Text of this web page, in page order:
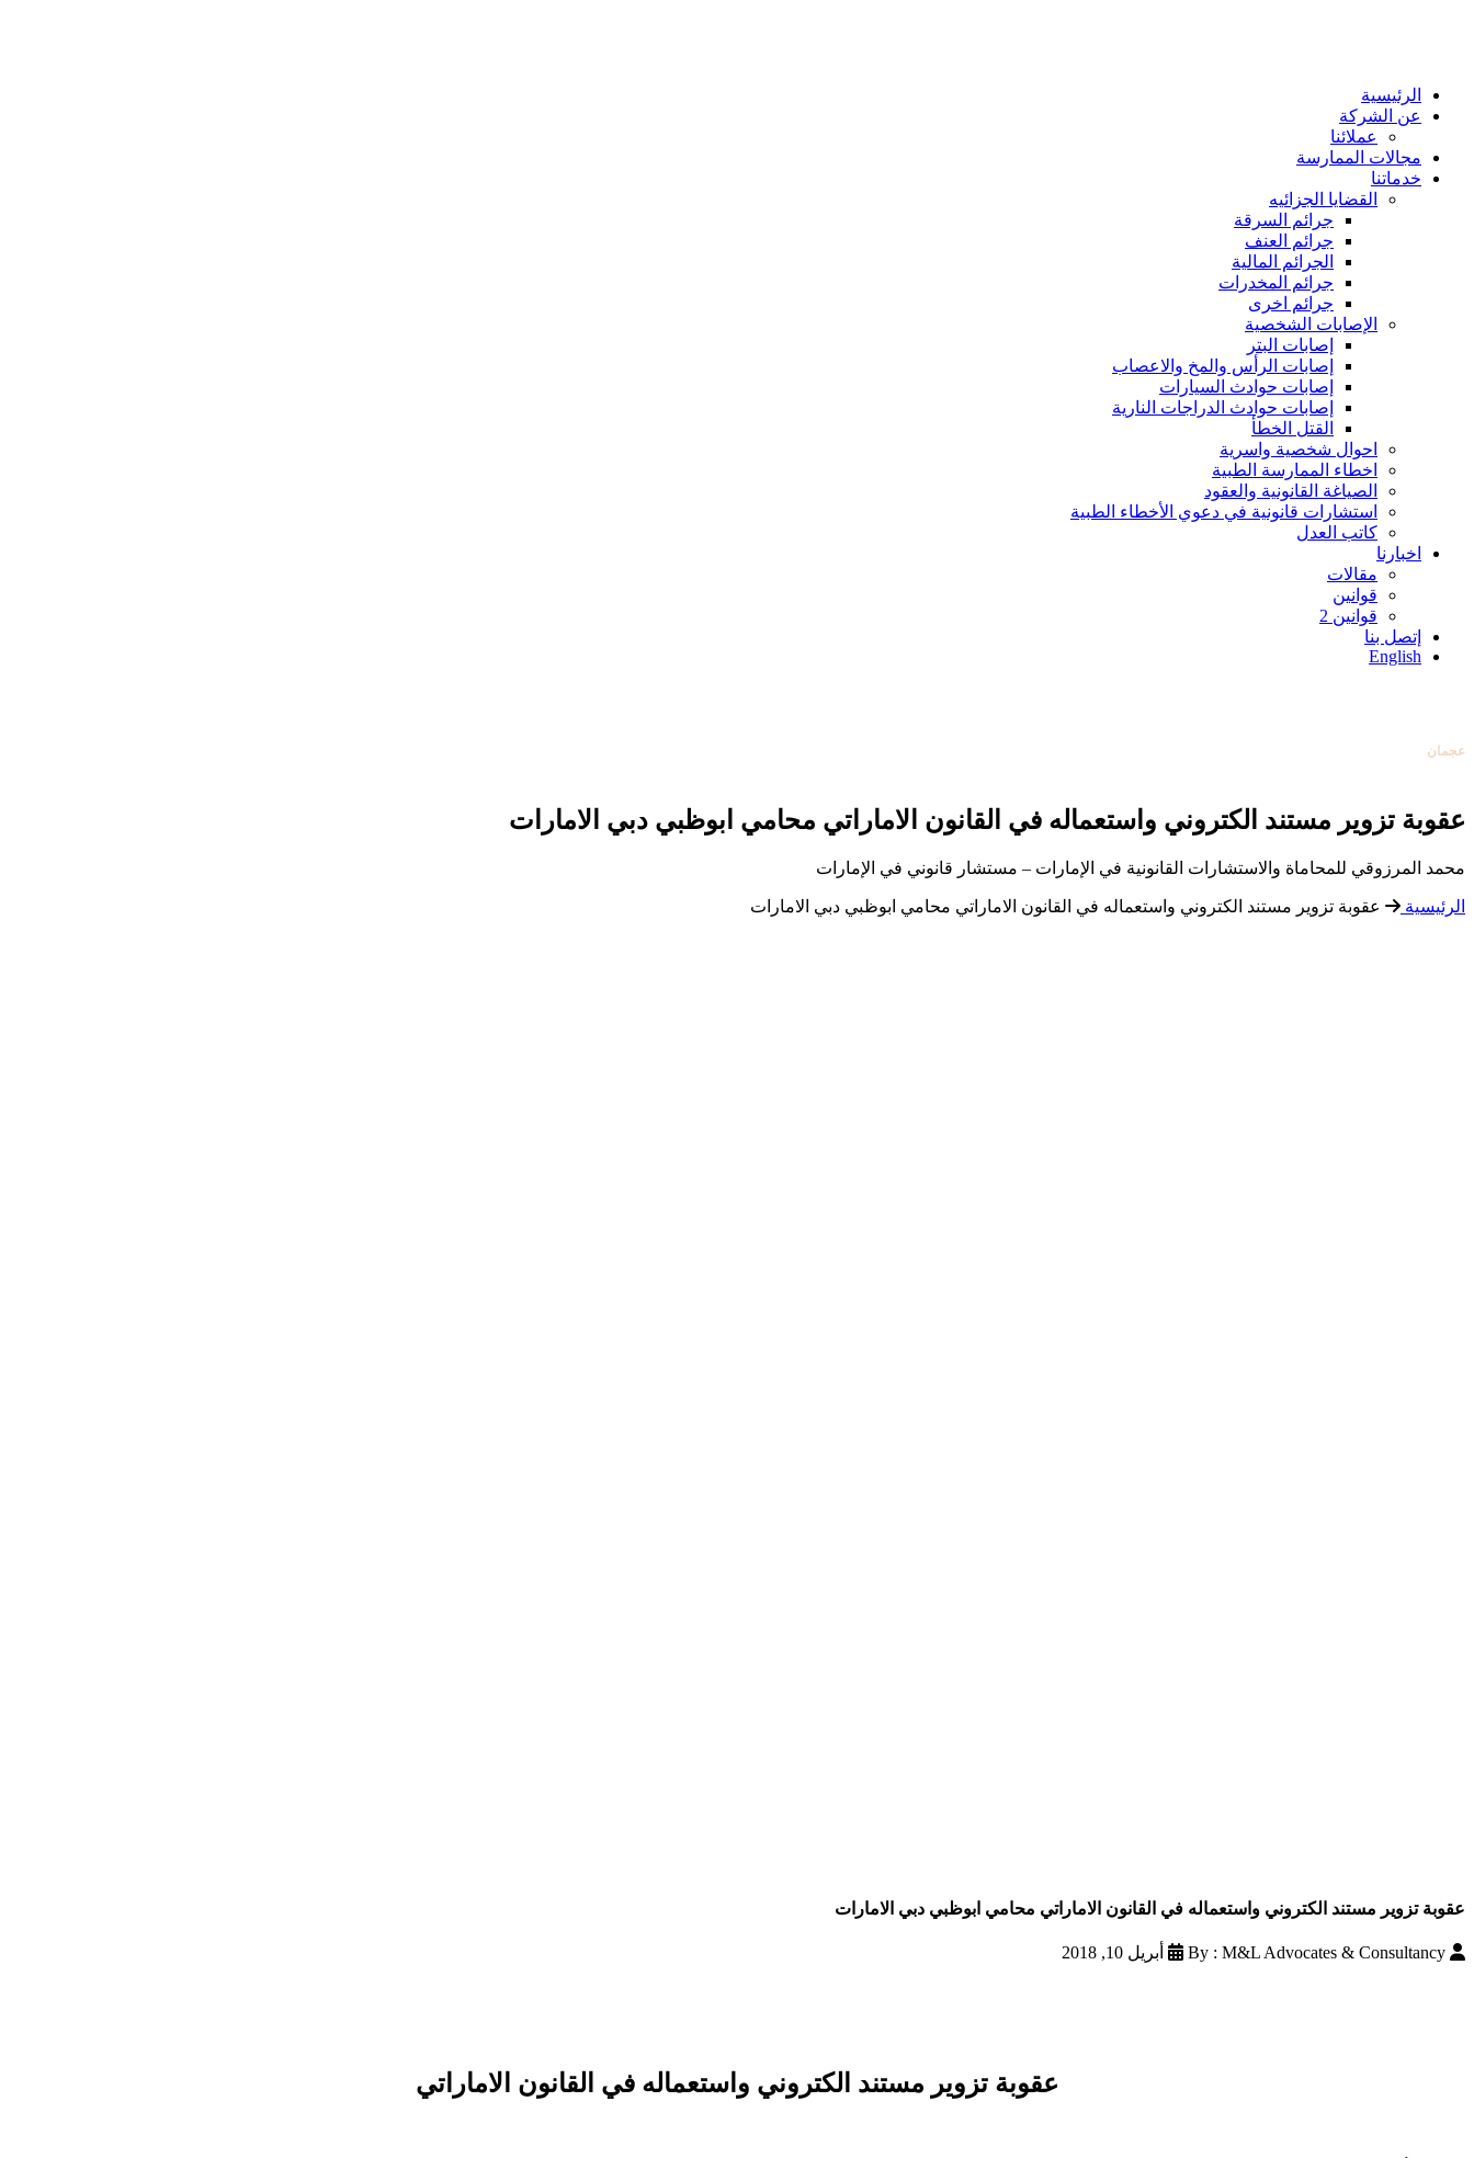
الرئيسية
عن الشركة
عملائنا
مجالات الممارسة
خدماتنا
القضايا الجزائيه
جرائم السرقة
جرائم العنف
الجرائم المالية
جرائم المخدرات
جرائم اخرى
الإصابات الشخصية
إصابات البتر
إصابات الرأس والمخ والاعصاب
إصابات حوادث السيارات
إصابات حوادث الدراجات النارية
القتل الخطأ
احوال شخصية واسرية
اخطاء الممارسة الطبية
الصياغة القانونية والعقود
استشارات قانونية في دعوي الأخطاء الطبية
كاتب العدل
اخبارنا
مقالات
قوانين
قوانين 2
إتصل بنا
English
أبوظبي
عجمان
عبر البريد الإلكتروني
أبوظبي
عقوبة تزوير مستند الكتروني واستعماله في القانون الاماراتي محامي ابوظبي دبي الامارات
محمد المرزوقي للمحاماة والاستشارات القانونية في الإمارات – مستشار قانوني في الإمارات
الرئيسية عقوبة تزوير مستند الكتروني واستعماله في القانون الاماراتي محامي ابوظبي دبي الامارات
عقوبة تزوير مستند الكتروني واستعماله في القانون الاماراتي محامي ابوظبي دبي الامارات
By : M&L Advocates & Consultancy أبريل 10, 2018
عقوبة تزوير مستند الكتروني واستعماله في القانون الاماراتي